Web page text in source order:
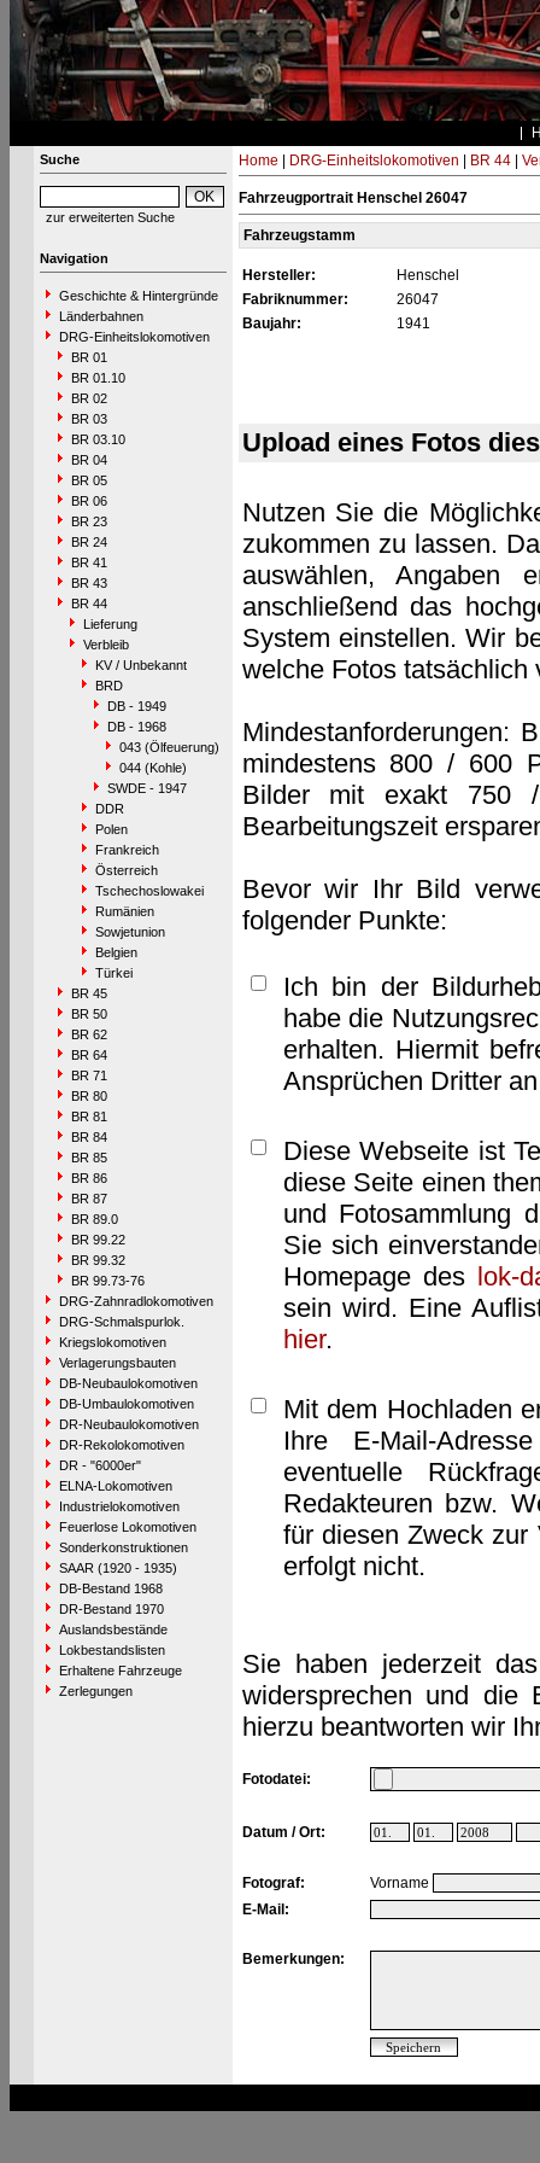
Suche
zur erweiterten Suche
Navigation
Geschichte & Hintergründe
Länderbahnen
DRG-Einheitslokomotiven
BR 01
BR 01.10
BR 02
BR 03
BR 03.10
BR 04
BR 05
BR 06
BR 23
BR 24
BR 41
BR 43
BR 44
Lieferung
Verbleib
KV / Unbekannt
BRD
DB - 1949
DB - 1968
043 (Ölfeuerung)
044 (Kohle)
SWDE - 1947
DDR
Polen
Frankreich
Österreich
Tschechoslowakei
Rumänien
Sowjetunion
Belgien
Türkei
BR 45
BR 50
BR 62
BR 64
BR 71
BR 80
BR 81
BR 84
BR 85
BR 86
BR 87
BR 89.0
BR 99.22
BR 99.32
BR 99.73-76
DRG-Zahnradlokomotiven
DRG-Schmalspurlok.
Kriegslokomotiven
Verlagerungsbauten
DB-Neubaulokomotiven
DB-Umbaulokomotiven
DR-Neubaulokomotiven
DR-Rekolokomotiven
DR - "6000er"
ELNA-Lokomotiven
Industrielokomotiven
Feuerlose Lokomotiven
Sonderkonstruktionen
SAAR (1920 - 1935)
DB-Bestand 1968
DR-Bestand 1970
Auslandsbestände
Lokbestandslisten
Erhaltene Fahrzeuge
Zerlegungen
Home DRG-Einheitslokomotiven BR 44|
Fahrzeugportrait Henschel 26047
Fahrzeugstamm
Hersteller:
Henschel
Fabriknummer:
26047
Baujahr:
1941
Upload eines Fotos
Nutzen Sie die
zukommen zu lassen.
auswählen, Angaben
anschließend das
System einstellen. Wir
welche Fotos tatsächlich
Mindestanforderungen:
mindestens 800 / 600
Bilder mit exakt 750
Bearbeitungszeit
Bevor wir Ihr Bild
folgender Punkte:
Ich bin der
habe die
erhalten. Hiermit
Ansprüchen Dritter
Diese Webseite ist
diese Seite einen
und Fotosammlung
Sie sich
Homepage des lok-
sein wird. Eine
hier.
Mit dem Hochladen
Ihre E-Mail-
eventuelle
Redakteuren bzw.
für diesen Zweck zur
erfolgt nicht.
Sie haben jederzeit
widersprechen und die
hierzu beantworten wir
Fotodatei:
Datum / Ort:
Fotograf:
Vorname
E-Mail:
Bemerkungen: